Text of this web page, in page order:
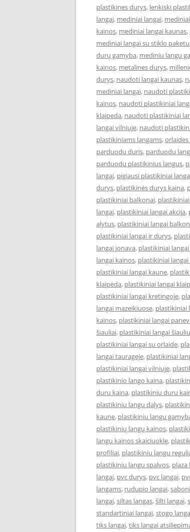
plastikines durys, lenkiski
langai, mediniai langai,
kainos, mediniai langai kaunas,
mediniai langai su stiklo paketu
durų gamyba, mediniu langu
kainos, metalines durys,
durys, naudoti langai kaunas,
mediniai langai, naudoti
kainos, naudoti plastikiniai
klaipeda, naudoti plastikiniai
langai vilniuje, naudoti
plastikiniams langams,
parduodu duris, parduodu
parduodu plastikinius langus,
langai, pigiausi plastikiniai
durys, plastikinės durys kaina,
plastikiniai balkonai,
langai, plastikiniai langai akcija,
alytus, plastikiniai langai
plastikiniai langai ir durys,
langai jonava, plastikiniai
langai kainos, plastikiniai
plastikiniai langai kaune,
klaipėda, plastikiniai langai
plastikiniai langai kretingoje,
langai mazeikiuose, plastikiniai
kainos, plastikiniai langai
šiauliai, plastikiniai langai
plastikiniai langai su orlaide,
langai taurageje, plastikiniai
plastikiniai langai vilniuje,
plastikinio lango kaina,
duru kaina, plastikiniu duru
plastikiniu langu dalys,
kaune, plastikiniu langu
plastikinių langų kainos,
langu kainos skaiciuokle,
profiliai, plastikiniu langu
plastikiniu langu spalvos, plaza
langai, pvc durys, pvc langai,
langams, rudupio langai,
langai,siltas langas,šilti langai,
standartiniai langai,stogo
tiks langai,tiks langai